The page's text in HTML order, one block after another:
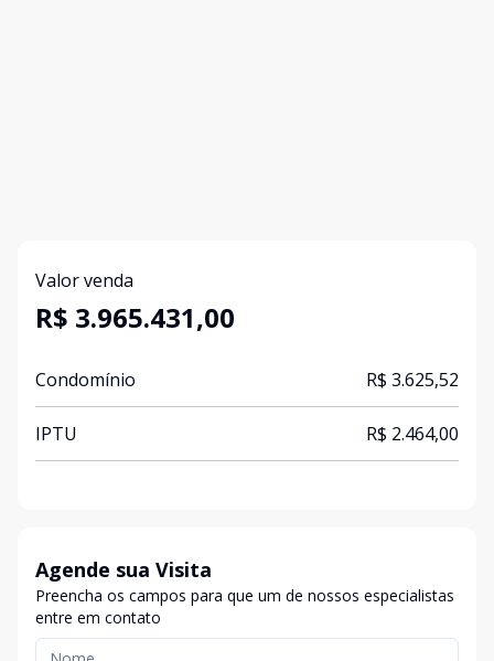
Valor venda
R$ 3.965.431,00
Condomínio R$ 3.625,52
IPTU R$ 2.464,00
Agende sua Visita
Preencha os campos para que um de nossos especialistas
entre em contato